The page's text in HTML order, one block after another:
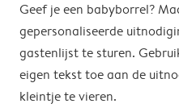
Geef je een babyborrel?
gepersonaliseerde
gastenlijst te sturen.
eigen tekst toe aan de
kleintje te vieren.